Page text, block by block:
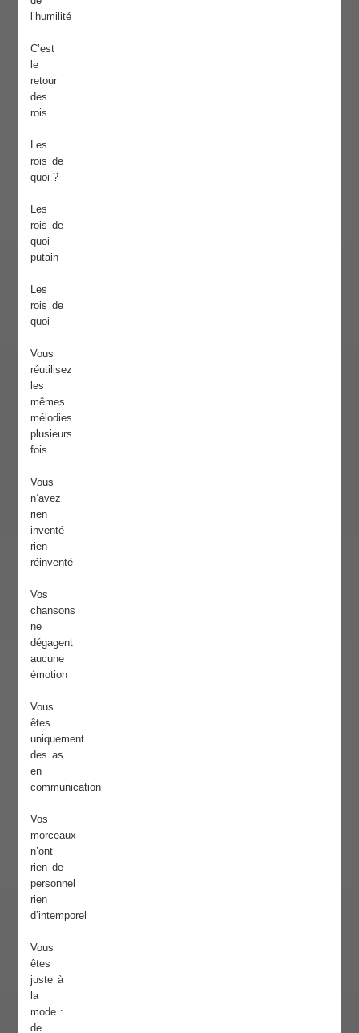
l’humilité
C’est
le
retour
des
rois
Les
rois de
quoi ?
Les
rois de
quoi
putain
Les
rois de
quoi
Vous
réutilisez
les
mêmes
mélodies
plusieurs
fois
Vous
n’avez
rien
inventé
rien
réinventé
Vos
chansons
ne
dégagent
aucune
émotion
Vous
êtes
uniquement
des as
en
communication
Vos
morceaux
n’ont
rien de
personnel
rien
d’intemporel
Vous
êtes
juste à
la
mode :
de